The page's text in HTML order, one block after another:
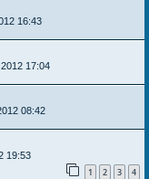
16:43
17:04
08:42
19:53
1 2 3 4